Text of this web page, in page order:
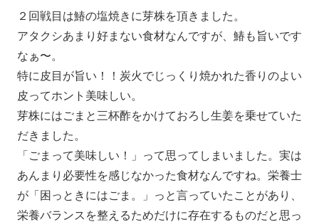
２回戦目は鰆の塩焼きに芽株を頂きました。
アタクシあまり好まない食材なんですが、鰆も旨いです
なぁ〜。
特に皮目が旨い！！炭火でじっくり焼かれた香りのよい
皮ってホント美味しい。
芽株にはごまと三杯酢をかけておろし生姜を乗せていた
だきました。
「ごまって美味しい！」って思ってしまいました。実は
あんまり必要性を感じなかった食材なんですね。栄養士
が「困っときにはごま。」っと言っていたことがあり、
栄養バランスを整えるためだけに存在するものだと思っ